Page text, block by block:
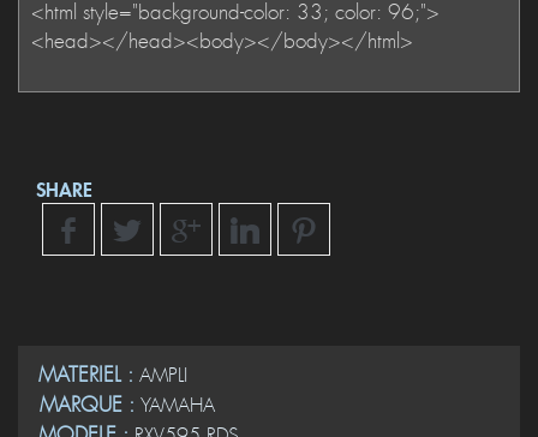
SHARE
MATERIEL : AMPLI
MARQUE : YAMAHA